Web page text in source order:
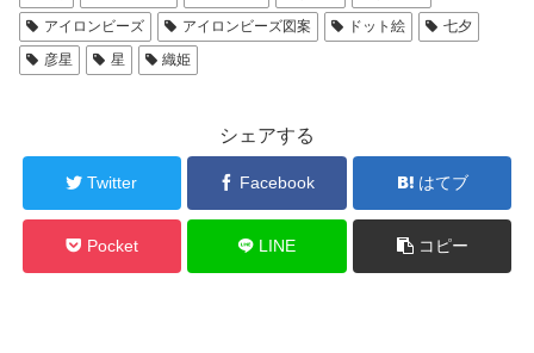
アイロンビーズ
アイロンビーズ図案 ドット絵
七夕
彦星
星 織姫
シェアする
Twitter Facebook はてブ
Pocket LINE コピー